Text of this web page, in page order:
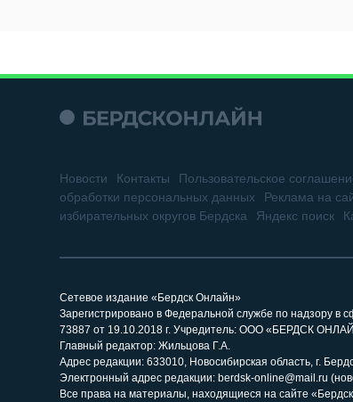
Новости Контакты Пользовательское
обработки персональных данных
Реклама на
избирательных округов Бердска
Яндекс поиск
Сетевое издание «Бердск Онлайн»
Зарегистрировано в Федеральной службе по надзору
73887 от 19.10.2018 г. Учредитель: ООО «БЕРДСК
Главный редактор: Жильцова Г.А.
Адрес редакции: 633010, Новосибирская область, г.
Электронный адрес редакции: berdsk-online@mail.ru
Все права на материалы, находящиеся на сайте